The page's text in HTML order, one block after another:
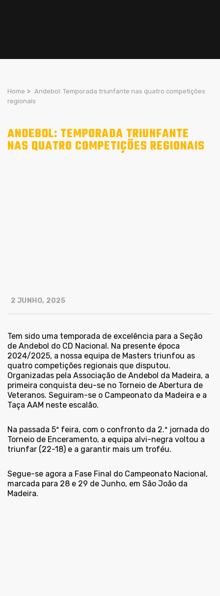
Home > Andebol: Temporada triunfante nas quatro competições
regionais
ANDEBOL: TEMPORADA TRIUNFANTE
NAS QUATRO COMPETIÇÕES REGIONAIS
2 JUNHO, 2025
Tem sido uma temporada de excelência para a Seção
de Andebol do CD Nacional. Na presente época
2024/2025, a nossa equipa de Masters triunfou as
quatro competições regionais que disputou.
Organizadas pela Associação de Andebol da Madeira, a
primeira conquista deu-se no Torneio de Abertura de
Veteranos. Seguiram-se o Campeonato da Madeira e a
Taça AAM neste escalão.
Na passada 5ª feira, com o confronto da 2.ª jornada do
Torneio de Enceramento, a equipa alvi-negra voltou a
triunfar (22-18) e a garantir mais um troféu.
Segue-se agora a Fase Final do Campeonato Nacional,
marcada para 28 e 29 de Junho, em São João da
Madeira.